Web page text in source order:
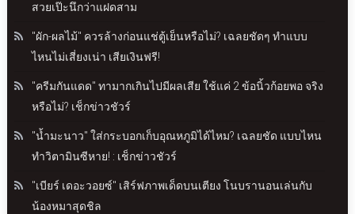
สวยเป๊ะนึกว่าแฝดสาม
"ผัก-ผลไม้" ควรล้างก่อนแช่ตู้เย็นหรือไม่? เฉลยชัดๆ ทำแบบ
ไหนไม่เสี่ยงเน่า เสียเงินฟรี!
"ครีมกันแดด" ทามากเกินไปมีผลเสีย ใช้แค่ 2 ข้อนิ้วก้อยพอ จริง
หรือไม่? เช็กข่าวชัวร์
"น้ำมะนาว" ใส่กระบอกเก็บอุณหภูมิได้ไหม? เฉลยชัด แบบไหน
ทำวิตามินซีหาย! : เช็กข่าวชัวร์
"เบียร์ เดอะวอยซ์" เสิร์ฟภาพเด็ดบนเตียง โนบรานอนเล่นกับ
น้องหมาสุดชิล